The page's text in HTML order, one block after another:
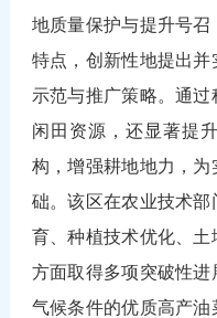
地质量保护与提升号
特点，创新性地提出
示范与推广策略。通
闲田资源，还显著提
构，增强耕地地力，
础。该区在农业技术
育、种植技术优化、
方面取得多项突破性
气候条件的优质高产油